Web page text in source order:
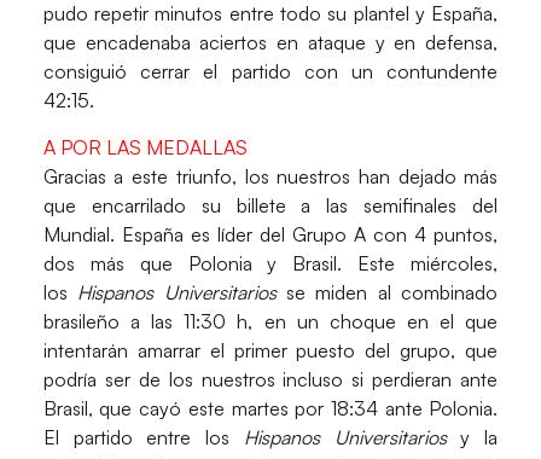
pudo repetir minutos entre todo su plantel y España,
que encadenaba aciertos en ataque y en defensa,
consiguió cerrar el partido con un contundente
42:15.
A POR LAS MEDALLAS
Gracias a este triunfo, los nuestros han dejado más
que encarrilado su billete a las semifinales del
Mundial. España es líder delGrupo Acon4 puntos,
dos más que Polonia y Brasil. Este miércoles,
los Hispanos Universitarios se miden al combinado
brasileño a las 11:30 h, en un choque en el que
intentarán amarrar el primer puesto del grupo, que
podría ser de los nuestros incluso si perdieran ante
Brasil, que cayó este martes por 18:34ante Polonia.
El partido entre los
Hispanos Universitarios y la